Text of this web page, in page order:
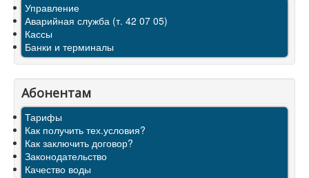
Управление
Аварийная служба (т. 42 07 05)
Кассы
Банки и терминалы
Абонентам
Тарифы
Как получить тех.условия?
Как заключить договор?
Законодательство
Качество воды